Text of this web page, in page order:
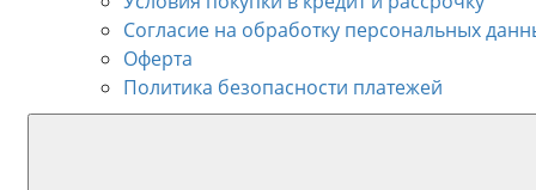
Согласие на обработку персональных
Оферта
Политика безопасности платежей